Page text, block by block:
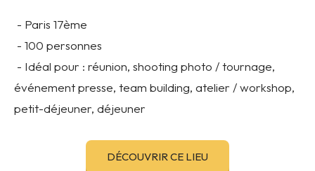
- Paris 17ème
- 100 personnes
- Idéal pour : réunion, shooting photo / tournage,
événement presse, team building, atelier / workshop,
petit-déjeuner, déjeuner
DÉCOUVRIR CE LIEU